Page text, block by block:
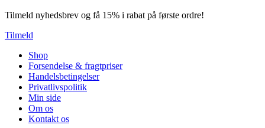
Tilmeld nyhedsbrev og få 15% i rabat på første ordre!
Tilmeld
Shop
Forsendelse & fragtpriser
Handelsbetingelser
Privatlivspolitik
Min side
Om os
Kontakt os